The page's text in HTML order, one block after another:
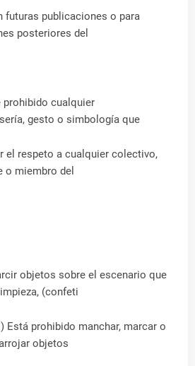
futuras publicaciones o para
posteriores del
prohibido cualquier
gesto o simbología que
el respeto a cualquier colectivo,
o miembro del
objetos sobre el escenario que
(confeti
Está prohibido manchar, marcar o
objetos